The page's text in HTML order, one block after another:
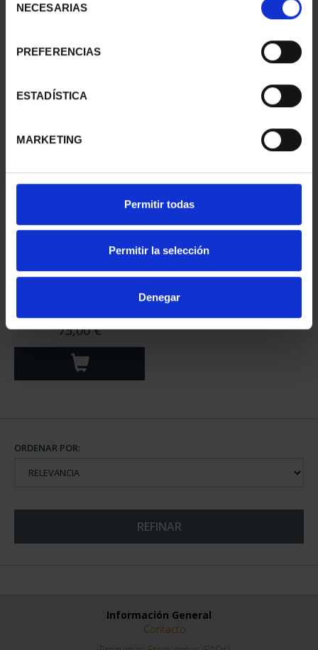
NECESARIAS
PREFERENCIAS
ESTADÍSTICA
MARKETING
Permitir todas
Permitir la selección
Denegar
- CUENCA
73,00 €
- GUADALAJARA
CAPITALES ESPAÑOLAS
- TOLEDO
73,00 €
ORDENAR POR:
Información General